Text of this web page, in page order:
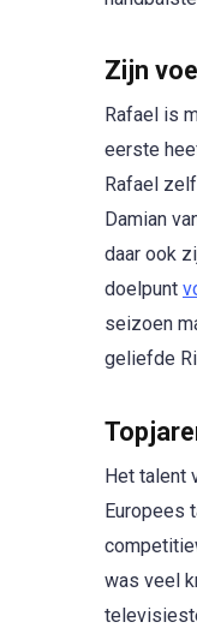
Zijn
Rafael is
eerste
Rafael
Damian
daar ook
doelpunt
seizoen
geliefde
Het talent
Europees
was veel